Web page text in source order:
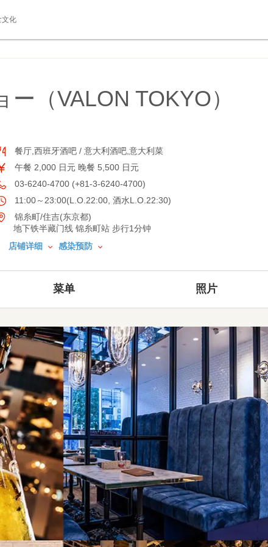
文化
（VALON TOKYO）
餐厅,西班牙酒吧 / 意大利酒吧,意大利菜
午餐 2,000 日元 晚餐 5,500 日元
03-6240-4700 (+81-3-6240-4700)
11:00～23:00(L.O.22:00, 酒水L.O.22:30)
锦糸町/住吉(东京都)
地下铁半藏门线 锦糸町站 步行1分钟
店铺详细
感染预防
菜单 照片